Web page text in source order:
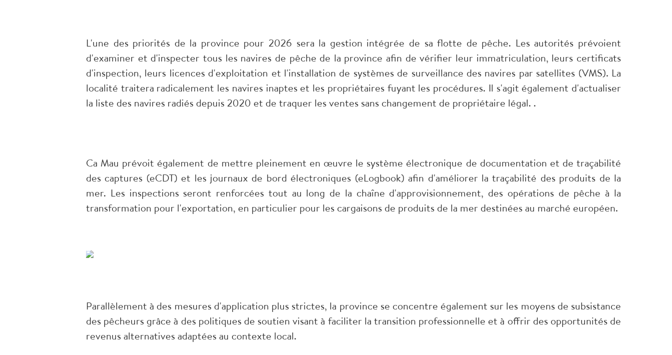
L'une des priorités de la province pour 2026 sera la gestion intégrée de sa flotte de pêche. Les autorités prévoient
d'examiner et d'inspecter tous les navires de pêche de la province afin de vérifier leur immatriculation, leurs certificats
d'inspection, leurs licences d'exploitation et l'installation de systèmes de surveillance des navires par satellites (VMS). La
localité traitera radicalement les navires inaptes et les propriétaires fuyant les procédures. Il s'agit également d'actualiser
la liste des navires radiés depuis 2020 et de traquer les ventes sans changement de propriétaire légal. .
Ca Mau prévoit également de mettre pleinement en œuvre le système électronique de documentation et de traçabilité
des captures (eCDT) et les journaux de bord électroniques (eLogbook) afin d'améliorer la traçabilité des produits de la
mer. Les inspections seront renforcées tout au long de la chaîne d'approvisionnement, des opérations de pêche à la
transformation pour l'exportation, en particulier pour les cargaisons de produits de la mer destinées au marché européen.
Parallèlement à des mesures d'application plus strictes, la province se concentre également sur les moyens de subsistance
des pêcheurs grâce à des politiques de soutien visant à faciliter la transition professionnelle et à offrir des opportunités de
revenus alternatives adaptées au contexte local.